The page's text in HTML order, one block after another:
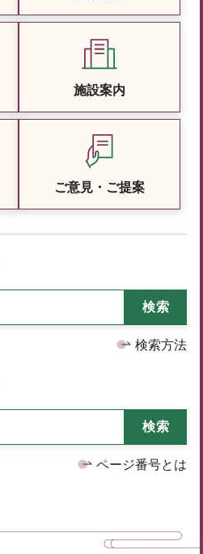
施設案内
ご意見・ご提案
検索方法
ページ番号とは